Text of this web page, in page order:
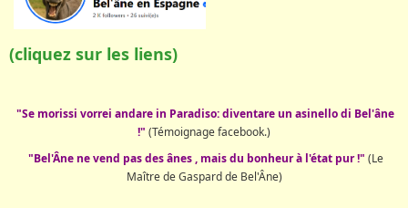
(cliquez sur les liens)
"Se morissi vorrei andare in Paradiso: diventare un asinello di Bel'âne
!" (Témoignage facebook.)
"Bel'Âne ne vend pas des ânes , mais du bonheur à l'état pur !" (Le
Maître de Gaspard de Bel'Âne)